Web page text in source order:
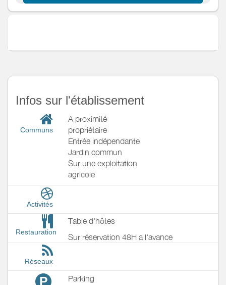
Infos sur l'établissement
Communs
A proximité
propriétaire
Entrée indépendante
Jardin commun
Sur une exploitation
agricole
Activités
Restauration
Table d'hôtes
Sur réservation 48H a l'avance
Réseaux
P Parking